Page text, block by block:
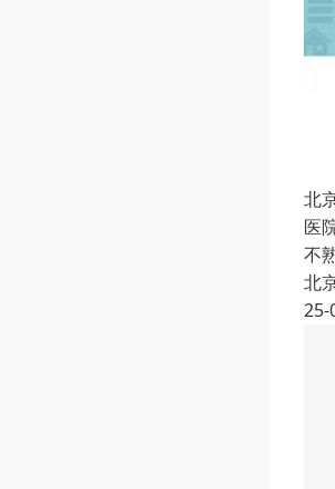
北
医
不
北
25-